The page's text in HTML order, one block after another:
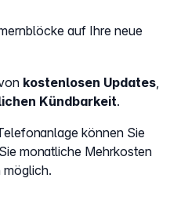
auf Ihre neue
kostenlosen Updates,
Kündbarkeit.
können Sie
monatliche Mehrkosten